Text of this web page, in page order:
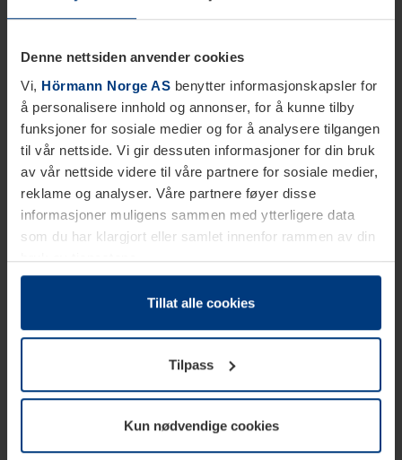
Denne nettsiden anvender cookies
Vi, Hörmann Norge AS benytter informasjonskapsler for
å personalisere innhold og annonser, for å kunne tilby
funksjoner for sosiale medier og for å analysere tilgangen
til vår nettside. Vi gir dessuten informasjoner for din bruk
av vår nettside videre til våre partnere for sosiale medier,
reklame og analyser. Våre partnere føyer disse
informasjoner muligens sammen med ytterligere data
som du har klargjort eller samlet innenfor rammen av din
bruk av tjenestene.
Etter loven kan vi lagre informasjonskapsler på din
datamaskin, hvis disse er absolutt nødvendig for drift av
trenger vi din tillatelse. Du kan når som helst endre eller
tilbakekalle ditt samtykke i forklaringen av
informasjonskapselen på sidenPersonvernerklæringpå
Tillat alle cookies
Tilpass
Kun nødvendige cookies